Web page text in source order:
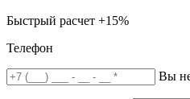
Быстрый расчет +15%
Телефон
Вы